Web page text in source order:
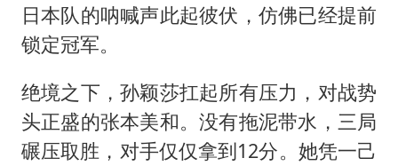
日本队的呐喊声此起彼伏，仿佛已经提前
锁定冠军。
绝境之下，孙颖莎扛起所有压力，对战势
头正盛的张本美和。没有拖泥带水，三局
碾压取胜，对手仅仅拿到12分。她凭一己